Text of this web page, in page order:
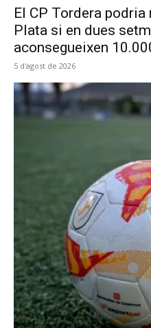
El CP Tordera podria
Plata si en dues
aconsegueixen
5 d'agost de 2026